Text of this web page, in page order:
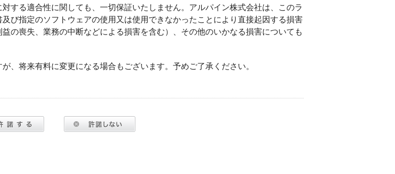
する適合性に関しても、一切保証いたしません。アルパイン株式会社は、このラ
び指定のソフトウェアの使用又は使用できなかったことにより直接起因する損害
の喪失、業務の中断などによる損害を含む）、その他のいかなる損害についても
、将来有料に変更になる場合もございます。予めご了承ください。